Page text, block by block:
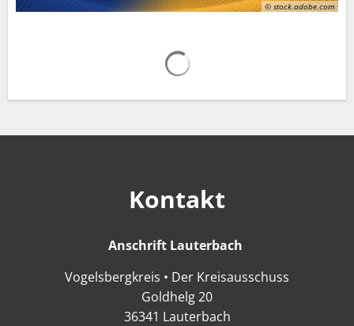
© stock.adobe.com
Kontakt
Anschrift Lauterbach
Vogelsbergkreis • Der Kreisausschuss
Goldhelg 20
36341 Lauterbach